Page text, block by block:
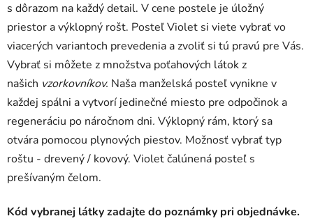
s dôrazom na každý detail. V cene postele je úložný
priestor a výklopný rošt. Posteľ Violet si viete vybrať vo
viacerých variantoch prevedenia a zvoliť si tú pravú pre Vás.
Vybrať si môžete z množstva poťahových látok z
našich vzorkovníkov. Naša manželská posteľ vynikne v
každej spálni a vytvorí jedinečné miesto pre odpočinok a
regeneráciu po náročnom dni. Výklopný rám, ktorý sa
otvára pomocou plynových piestov. Možnosť vybrať typ
roštu - drevený / kovový. Violet čalúnená posteľ s
prešívaným čelom.
Kód vybranej látky zadajte do poznámky pri objednávke.